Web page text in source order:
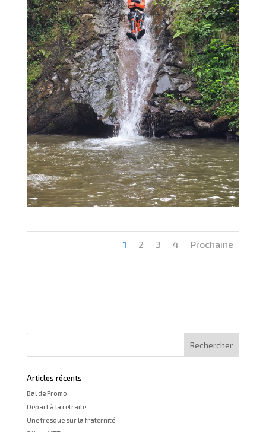
1 2 3 4 Prochaine
Articles récents
Bal de Promo
Départ à la retraite
Une fresque sur la fraternité